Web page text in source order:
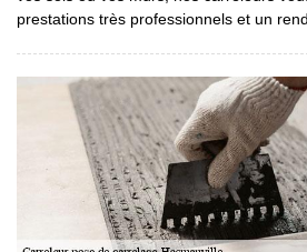
prestations très professionnels et un